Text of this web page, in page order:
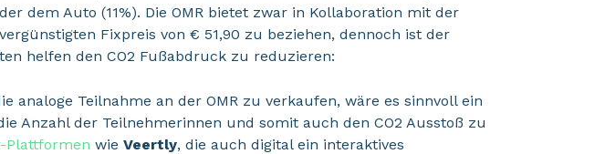
dem Auto (11%). Die OMR bietet zwar in Kollaboration mit der
Fixpreis von € 51,90 zu beziehen, dennoch ist der
helfen den CO2 Fußabdruck zu reduzieren:
analoge Teilnahme an der OMR zu verkaufen, wäre es sinnvoll ein
Anzahl der Teilnehmerinnen und somit auch den CO2 Ausstoß zu
Plattformen wie Veertly, die auch digital ein interaktives